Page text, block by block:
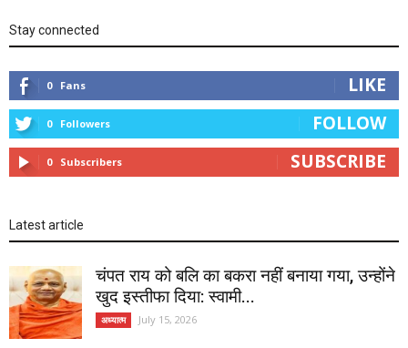
Stay connected
0 Fans LIKE
0 Followers FOLLOW
0 Subscribers SUBSCRIBE
Latest article
चंपत राय को बलि का बकरा नहीं बनाया गया, उन्होंने
खुद इस्तीफा दिया: स्वामी...
अध्यात्म July 15, 2026